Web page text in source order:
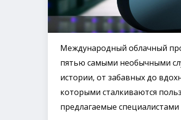
Международный облачный
пятью самыми необычными
истории, от забавных до
которыми сталкиваются
предлагаемые специалистами